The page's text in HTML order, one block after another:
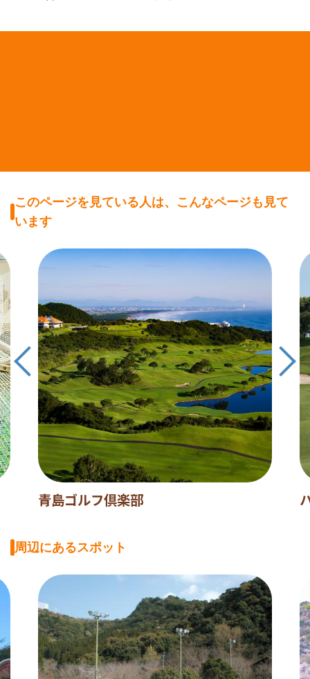
このページを見ている人は、こんなページも見て
います
青島ゴルフ倶楽部
周辺にあるスポット